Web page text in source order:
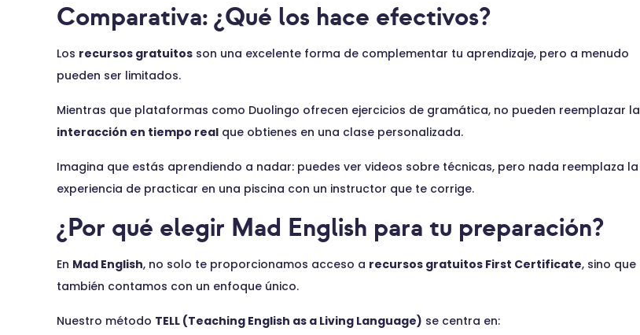
Comparativa: ¿Qué los hace efectivos?
Los recursos gratuitos son una excelente forma de complementar tu aprendizaje, pero a menudo
pueden ser limitados.
Mientras que plataformas como Duolingo ofrecen ejercicios de gramática, no pueden reemplazar la
interacción en tiempo real que obtienes en una clase personalizada.
Imagina que estás aprendiendo a nadar: puedes ver videos sobre técnicas, pero nada reemplaza la
experiencia de practicar en una piscina con un instructor que te corrige.
¿Por qué elegir Mad English para tu preparación?
En Mad English, no solo te proporcionamos acceso a recursos gratuitos First Certificate, sino que
también contamos con un enfoque único.
Nuestro método TELL (Teaching English as a Living Language) se centra en: